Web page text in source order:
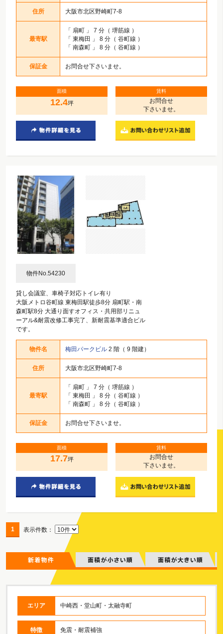
住所 大阪市北区野崎町7-8
最寄駅
「 扇町 」 7 分（ 堺筋線 ）
「 東梅田
」 8 分（ 谷町線 ）
「 南森町 」 8 分（ 谷町線 ）
保証金 お問合せ下さいませ。
面積
12.4坪
賃料
お問合せ
下さいませ。
物件No.54230
貸し会議室、車椅子対応トイレ有り
大阪メトロ谷町線 東梅田駅徒歩8分 扇町駅・南
森町駅8分 大通り面すオフィス・共用部リニュ
ーアル&耐震改修工事完了、新耐震基準適合ビル
です。
物件名 梅田パークビル 2 階（ 9 階建）
住所 大阪市北区野崎町7-8
最寄駅
「 扇町 」 7 分（ 堺筋線 ）
「 東梅田
」 8 分（ 谷町線 ）
「 南森町 」 8 分（ 谷町線 ）
保証金 お問合せ下さいませ。
面積
17.7坪
賃料
お問合せ
下さいませ。
1 表示件数：
エリア 中崎西・堂山町・太融寺町
特徴 免震・耐震補強